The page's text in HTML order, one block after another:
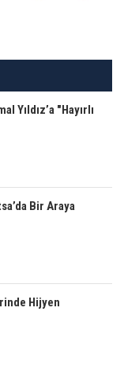
Yıldız’a "Hayırlı
Bir Araya
Hijyen